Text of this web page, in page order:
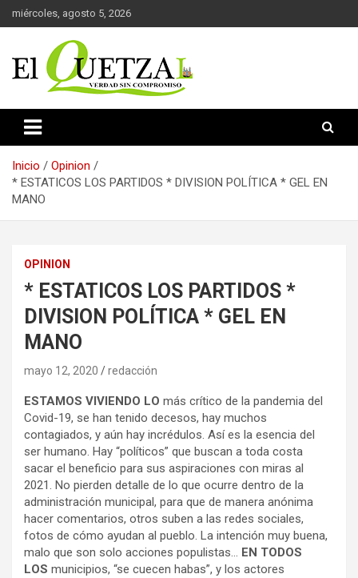
Saltar
al
miércoles, agosto 5, 2026
El Quetzal de Cholula
Inicio
Opinion
* ESTATICOS LOS PARTIDOS * DIVISION POLÍTICA * GEL EN
MANO
OPINION
* ESTATICOS LOS PARTIDOS *
DIVISION POLÍTICA * GEL EN
MANO
mayo 12, 2020 redacción
ESTAMOS VIVIENDO LO más crítico de la pandemia del
Covid-19, se han tenido decesos, hay muchos
contagiados, y aún hay incrédulos. Así es la esencia del
ser humano. Hay “políticos” que buscan a toda costa
sacar el beneficio para sus aspiraciones con miras al
2021. No pierden detalle de lo que ocurre dentro de la
administración municipal, para que de manera anónima
hacer comentarios, otros suben a las redes sociales,
fotos de cómo ayudan al pueblo. La intención muy buena,
malo que son solo acciones populistas… EN TODOS
LOS municipios, “se cuecen habas”, y los actores